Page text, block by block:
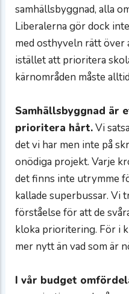
samhällsbyggnad, alla
Liberalerna gör dock
med osthyveln rätt över
istället att prioritera
kärnområden måste
Samhällsbyggnad är
prioritera hårt.Vi
det vi har men inte på
onödiga projekt. Varje
det finns inte utrymme
kallade superbussar. Vi
förståelse för att de
kloka prioritering. För i
mer nytt än vad som är
I vår budget